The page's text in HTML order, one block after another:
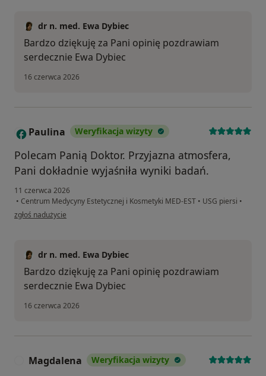
dr n. med. Ewa Dybiec
Bardzo dziękuję za Pani opinię pozdrawiam
serdecznie Ewa Dybiec
16 czerwca 2026
P Paulina Weryfikacja wizyty
Polecam Panią Doktor. Przyjazna atmosfera,
Pani dokładnie wyjaśniła wyniki badań.
11 czerwca 2026
• Centrum Medycyny Estetycznej i Kosmetyki MED-EST • USG piersi •
w opinii użytkownika Paulina
zgłoś nadużycie
dr n. med. Ewa Dybiec
Bardzo dziękuję za Pani opinię pozdrawiam
serdecznie Ewa Dybiec
16 czerwca 2026
Magdalena Weryfikacja wizyty